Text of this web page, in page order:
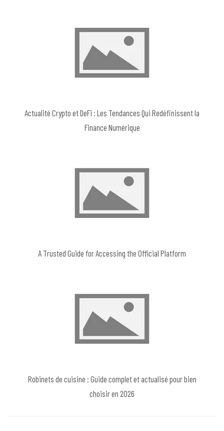
Actualité Crypto et DeFi : Les Tendances Qui Redéfinissent la
Finance Numérique
A Trusted Guide for Accessing the Official Platform
Robinets de cuisine : Guide complet et actualisé pour bien
choisir en 2026